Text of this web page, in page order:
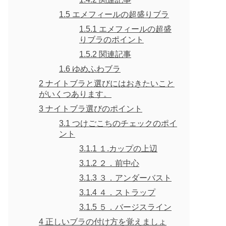
1.5 エメフィールの超盛りブラ
1.5.1 エメフィールの超盛
りブラのポイント
1.5.2 関連記事
1.6 ゆめふわブラ
2 ナイトブラと選びにはおきたいこと
がいくつあります。
3 ナイトブラ選びのポイント
3.1 つけごこちのチェックのポイ
ント
3.1.1 １.カップの上辺
3.1.2 ２．前中心
3.1.3 ３．アンダーバスト
3.1.4 ４．ストラップ
3.1.5 ５．バージスライン
4 正しいブラの付け方を覚えましょ